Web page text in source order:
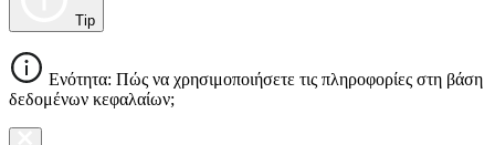
Tip
Ενότητα: Πώς να χρησιμοποιήσετε τις πληροφορίες στη βάση
δεδομένων κεφαλαίων;